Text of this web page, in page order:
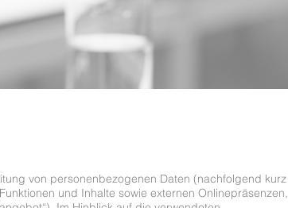
von personenbezogenen Daten (nachfolgend kurz
und Inhalte sowie externen Onlinepräsenzen,